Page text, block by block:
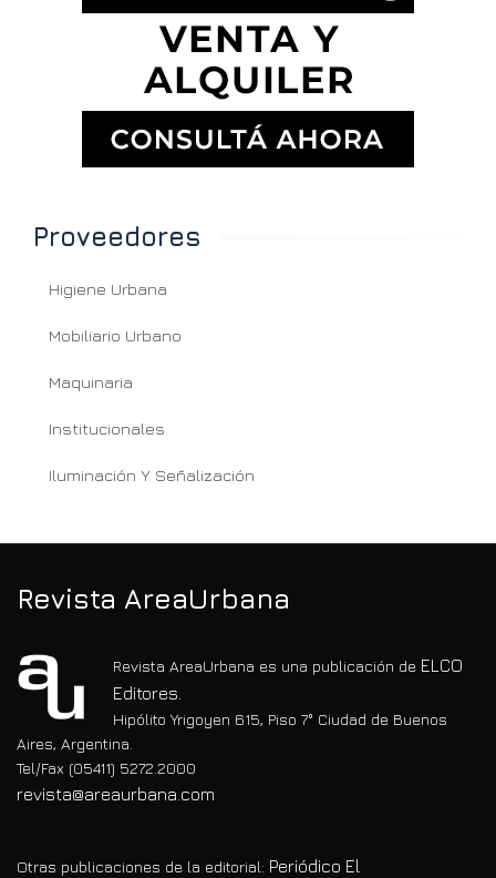
Proveedores
Higiene Urbana
Mobiliario Urbano
Maquinaria
Institucionales
Iluminación Y Señalización
Revista AreaUrbana
Revista AreaUrbana es una publicación de ELCO
Editores.
Hipólito Yrigoyen 615, Piso 7° Ciudad de Buenos
Aires, Argentina.
Tel/Fax (05411) 5272.2000
revista@areaurbana.com
Otras publicaciones de la editorial: Periódico El